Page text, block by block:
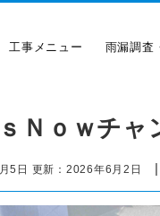
工事メニュー 雨漏調査
Ｎｏｗチ
5日 更新： 2026年6月2日 |